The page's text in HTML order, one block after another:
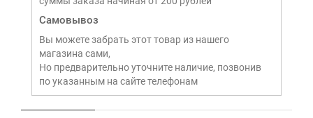
Самовывоз
Вы можете забрать этот товар из нашего
магазина сами,
Но предварительно уточните наличие, позвонив
по указанным на сайте телефонам